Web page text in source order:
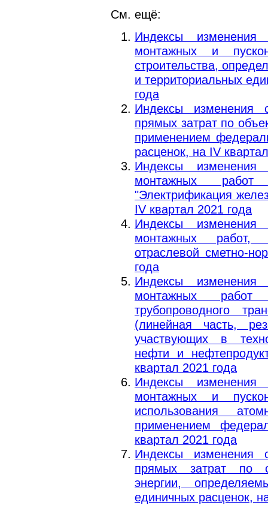
См. ещё:
Индексы изменения
монтажных и
строительства,
и территориальных
года
Индексы изменения
прямых затрат по
применением
расценок, на IV
Индексы изменения
монтажных работ
"Электрификация
IV квартал 2021 года
Индексы изменения
монтажных работ,
отраслевой сметно-
года
Индексы изменения
монтажных работ
трубопроводного
(линейная часть,
участвующих в
нефти и
квартал 2021 года
Индексы изменения
монтажных и
использования
применением
квартал 2021 года
Индексы изменения
прямых затрат по
энергии,
единичных расценок,